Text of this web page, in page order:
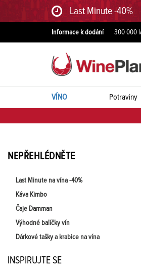
Last Minute -40%
Informace k dodání 300 000
VÍNO Potraviny
NEPŘEHLÉDNĚTE
Last Minute na vína -40%
Káva Kimbo
Čaje Damman
Výhodné balíčky vín
Dárkové tašky a krabice na vína
INSPIRUJTE SE